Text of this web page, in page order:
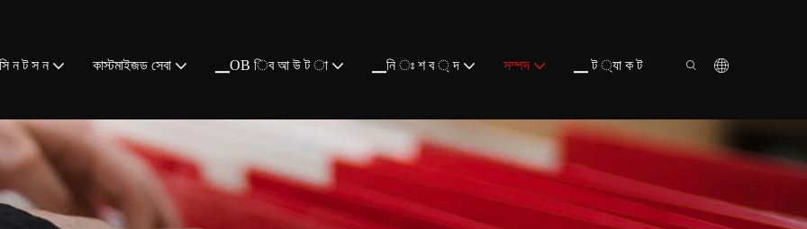
ন ট স ন কাস্টমাইজড সেবা ▁OB িব আ উ ট া ▁নি ঃ শ ব ্ দ সম্পদ ▁ ট ্যা ক ট